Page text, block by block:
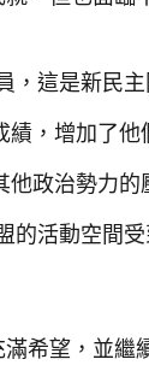
，這是新民主
，增加了他
政治勢力的
的活動空間受
希望，並繼